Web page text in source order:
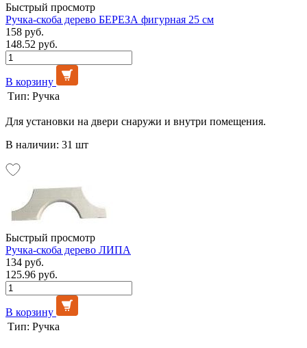
Быстрый просмотр
Ручка-скоба дерево БЕРЕЗА фигурная 25 см
158 руб.
148.52 руб.
В корзину
Тип: Ручка
Для установки на двери снаружи и внутри помещения.
В наличии: 31 шт
Быстрый просмотр
Ручка-скоба дерево ЛИПА
134 руб.
125.96 руб.
В корзину
Тип: Ручка